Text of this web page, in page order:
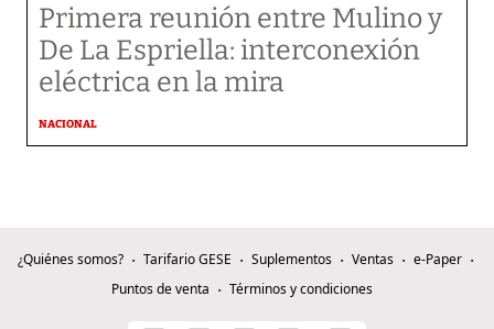
Primera reunión entre Mulino y
De La Espriella: interconexión
eléctrica en la mira
NACIONAL
¿Quiénes somos? Tarifario GESE Suplementos Ventas
e-Paper
Puntos de venta
Términos y condiciones